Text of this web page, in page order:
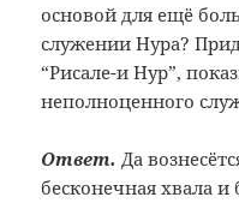
основой для ещё
служении Нура?
“Рисале-и Нур”,
неполноценного
Ответ. Да
бесконечная хвала и